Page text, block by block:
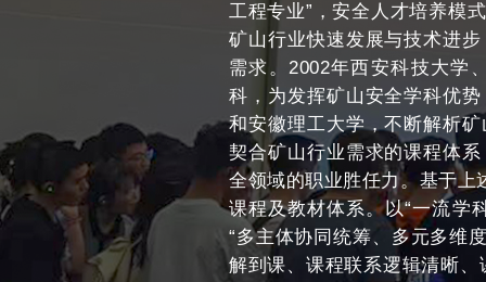
工程专业”，安全人才培养模
矿山行业快速发展与技术进
需求。2002年西安科技大学
科，为发挥矿山安全学科优
和安徽理工大学，不断解析
契合矿山行业需求的课程体
全领域的职业胜任力。基于上
课程及教材体系。以“一流学
“多主体协同统筹、多元多维
解到课、课程联系逻辑清晰